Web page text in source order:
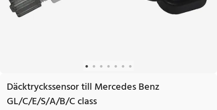
Däcktryckssensor till Mercedes Benz
GL/C/E/S/A/B/C class